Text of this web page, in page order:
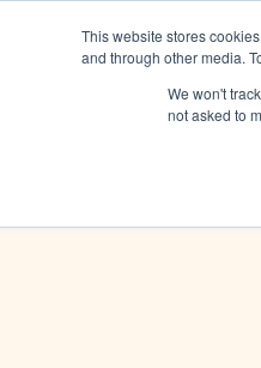
This website stores
and through other media.
We won't
not asked to